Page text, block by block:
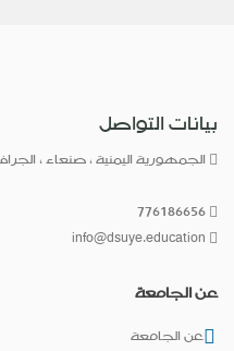
بيانات التواصل
الجمهورية اليمنية ، صنعاء ،
عن الجامعة
عن الجامعة